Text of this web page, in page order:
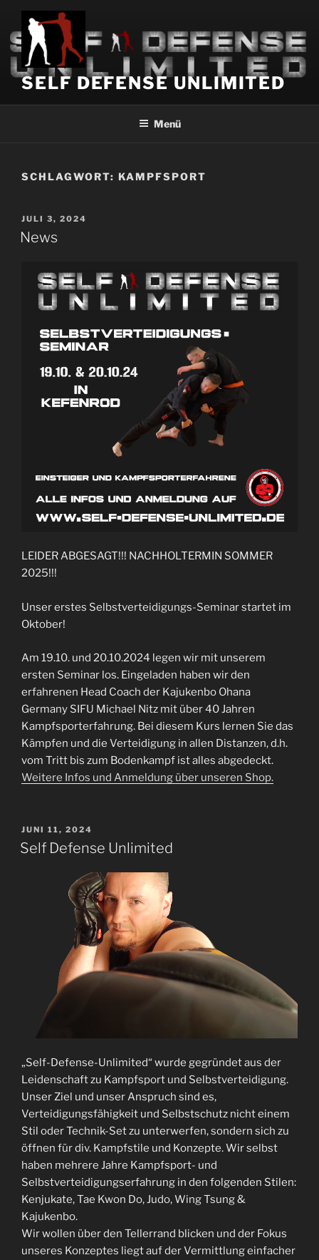
Zum
springen
SELF DEFENSE UNLIMITED
Menü
SCHLAGWORT: KAMPFSPORT
VERÖFFENTLICHT
AM
JULI 3, 2024
News
LEIDER ABGESAGT!!! NACHHOLTERMIN SOMMER
2025!!!
Unser erstes Selbstverteidigungs-Seminar startet im
Oktober!
Am 19.10. und 20.10.2024 legen wir mit unserem
ersten Seminar los. Eingeladen haben wir den
erfahrenen Head Coach der Kajukenbo Ohana
Germany SIFU Michael Nitz mit über 40 Jahren
Kampfsporterfahrung. Bei diesem Kurs lernen Sie das
Kämpfen und die Verteidigung in allen Distanzen, d.h.
vom Tritt bis zum Bodenkampf ist alles abgedeckt.
Weitere Infos und Anmeldung über unseren Shop.
VERÖFFENTLICHT
AM
JUNI 11, 2024
Self Defense Unlimited
„Self-Defense-Unlimited“ wurde gegründet aus der
Leidenschaft zu Kampfsport und Selbstverteidigung.
Unser Ziel und unser Anspruch sind es,
Verteidigungsfähigkeit und Selbstschutz nicht einem
Stil oder Technik-Set zu unterwerfen, sondern sich zu
öffnen für div. Kampfstile und Konzepte. Wir selbst
haben mehrere Jahre Kampfsport- und
Selbstverteidigungserfahrung in den folgenden Stilen:
Kenjukate, Tae Kwon Do, Judo, Wing Tsung &
Kajukenbo.
Wir wollen über den Tellerrand blicken und der Fokus
unseres Konzeptes liegt auf der Vermittlung einfacher